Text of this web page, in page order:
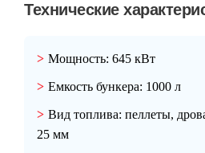
Технические
Мощность: 645 кВт
Емкость бункера: 1000 л
Вид топлива: пеллеты,
25 мм